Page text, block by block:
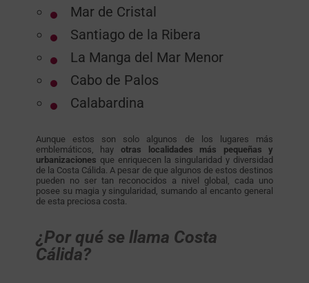
Mar de Cristal
Santiago de la Ribera
La Manga del Mar Menor
Cabo de Palos
Calabardina
Aunque estos son solo algunos de los lugares más
emblemáticos, hay otras localidades más pequeñas y
urbanizaciones que enriquecen la singularidad y diversidad
de la Costa Cálida. A pesar de que algunos de estos destinos
pueden no ser tan reconocidos a nivel global, cada uno
posee su magia y singularidad, sumando al encanto general
de esta preciosa costa.
¿Por qué se llama Costa
Cálida?